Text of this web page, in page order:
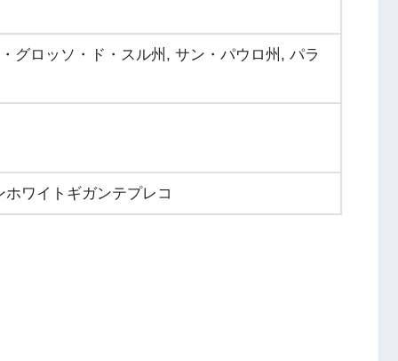
グロッソ・ド・スル州, サン・パウロ州, パラ
ワイトギガンテプレコ